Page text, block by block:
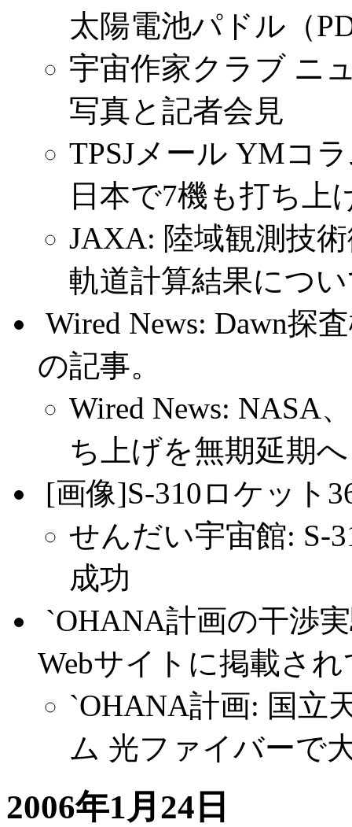
太陽電池パドル（
宇宙作家クラブ ニ
写真と記者会見
TPSJメール YMコ
日本で7機も打ち上
JAXA: 陸域観測技
軌道計算結果につ
Wired News: Dawn探
の記事。
Wired News: NASA
ち上げを無期延期へ
[画像]S-310ロケット
せんだい宇宙館: S-
成功
`OHANA計画の干渉
Webサイトに掲載さ
`OHANA計画: 国立
ム 光ファイバーで
2006年1月24日